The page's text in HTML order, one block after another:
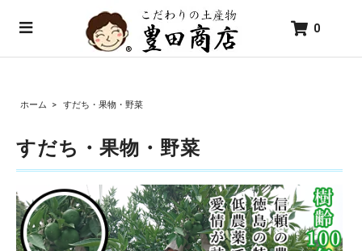
0
ホーム > すだち・果物・野菜
すだち・果物・野菜